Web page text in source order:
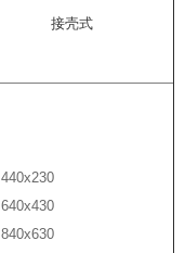
接壳式
440x230
640x430
840x630